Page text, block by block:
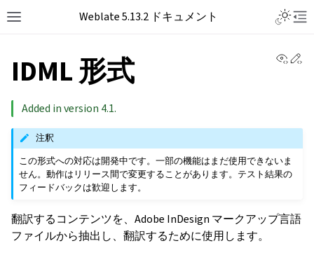
Toggle site navigation sidebar
Weblate 5.13.2 ドキュメント
IDML 形式
Added in version 4.1.
注釈
この形式への対応は開発中です。一部の機能はまだ使用できないま
せん。動作はリリース間で変更することがあります。テスト結果の
フィードバックは歓迎します。
翻訳するコンテンツを、Adobe InDesign マークアップ言語
ファイルから抽出し、翻訳するために使用します。